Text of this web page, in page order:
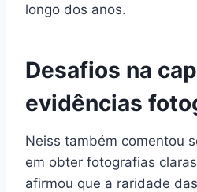
longo dos anos.
Desafios na
evidências
Neiss também comentou
em obter fotografias
afirmou que a raridade